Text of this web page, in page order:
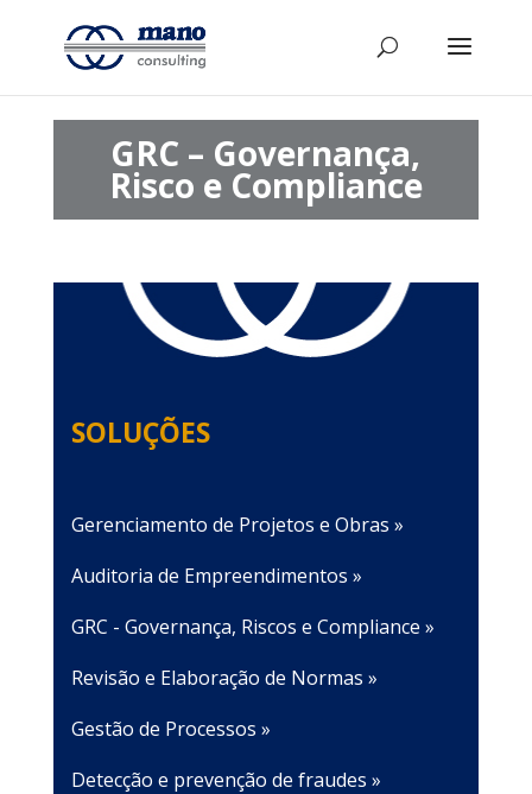
GRC – Governança,
Risco e Compliance
SOLUÇÕES
Gerenciamento de Projetos e Obras »
Auditoria de Empreendimentos »
GRC - Governança, Riscos e Compliance »
Revisão e Elaboração de Normas »
Gestão de Processos »
Detecção e prevenção de fraudes »